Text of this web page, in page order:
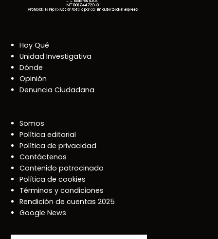
Hoy Qué
Unidad Investigativa
Dónde
Opinión
Denuncia Ciudadana
Somos
Política editorial
Política de privacidad
Contáctenos
Contenido patrocinado
Política de cookies
Términos y condiciones
Rendición de cuentas 2025
Google News